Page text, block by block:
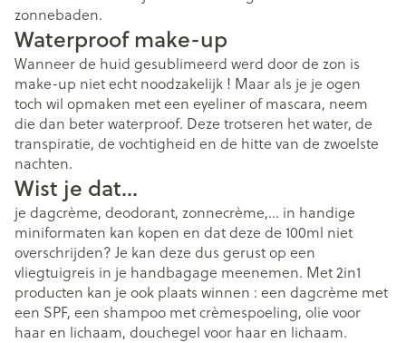
zonnebaden.
Waterproof make-up
Wanneer de huid gesublimeerd werd door de zon is
make-up niet echt noodzakelijk ! Maar als je je ogen
toch wil opmaken met een eyeliner of mascara, neem
die dan beter waterproof. Deze trotseren het water, de
transpiratie, de vochtigheid en de hitte van de zwoelste
nachten.
Wist je dat...
je dagcrème, deodorant, zonnecrème,… in handige
miniformaten kan kopen en dat deze de 100ml niet
overschrijden? Je kan deze dus gerust op een
vliegtuigreis in je handbagage meenemen. Met 2in1
producten kan je ook plaats winnen : een dagcrème met
een SPF, een shampoo met crèmespoeling, olie voor
haar en lichaam, douchegel voor haar en lichaam.